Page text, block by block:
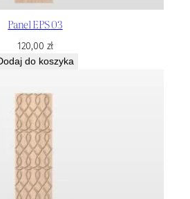
Panel EPS 03
120,00 zł
do koszyka